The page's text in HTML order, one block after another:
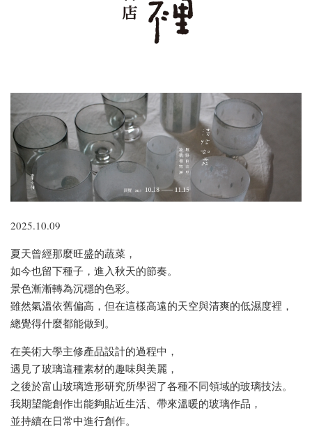
2025.10.09
夏天曾經那麼旺盛的蔬菜，
如今也留下種子，進入秋天的節奏。
景色漸漸轉為沉穩的色彩。
雖然氣溫依舊偏高，但在這樣高遠的天空與清爽的低濕度裡，
總覺得什麼都能做到。
在美術大學主修產品設計的過程中，
遇見了玻璃這種素材的趣味與美麗，
之後於富山玻璃造形研究所學習了各種不同領域的玻璃技法。
我期望能創作出能夠貼近生活、帶來溫暖的玻璃作品，
並持續在日常中進行創作。